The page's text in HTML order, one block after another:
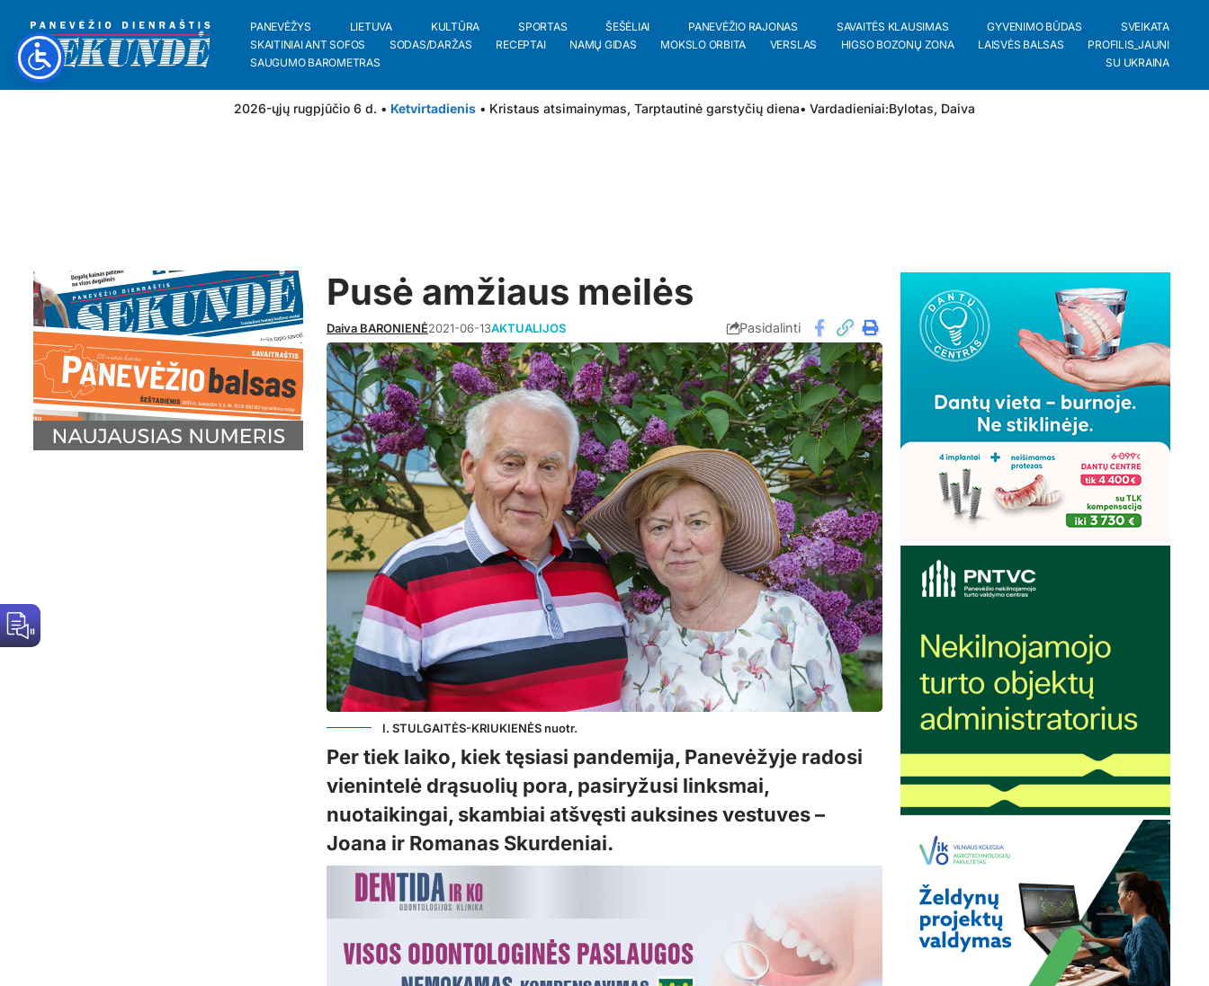
PANEVĖŽYS LIETUVA KULTŪRA SPORTAS ŠEŠĖLIAI PANEVĖŽIO RAJONAS SAVAITĖS KLAUSIMAS GYVENIMO BŪDAS
SVEIKATA
SKAITINIAI ANT SOFOS
SODAS/DARŽAS RECEPTAI NAMŲ GIDAS MOKSLO ORBITA VERSLAS HIGSO BOZONŲ ZONA LAISVĖS BALSAS
PROFILIS_JAUNI
SAUGUMO BAROMETRAS
SU UKRAINA
2026-ųjų rugpjūčio 6 d. • Ketvirtadienis • Kristaus atsimainymas, Tarptautinė garstyčių diena• Vardadieniai:Bylotas, Daiva
Pusė amžiaus meilės
Daiva BARONIENĖ2021-06-13AKTUALIJOS Pasidalinti
I. STULGAITĖS-KRIUKIENĖS nuotr.
Per tiek laiko, kiek tęsiasi pandemija, Panevėžyje radosi
vienintelė drąsuolių pora, pasiryžusi linksmai,
nuotaikingai, skambiai atšvęsti auksines vestuves –
Joana ir Romanas Skurdeniai.